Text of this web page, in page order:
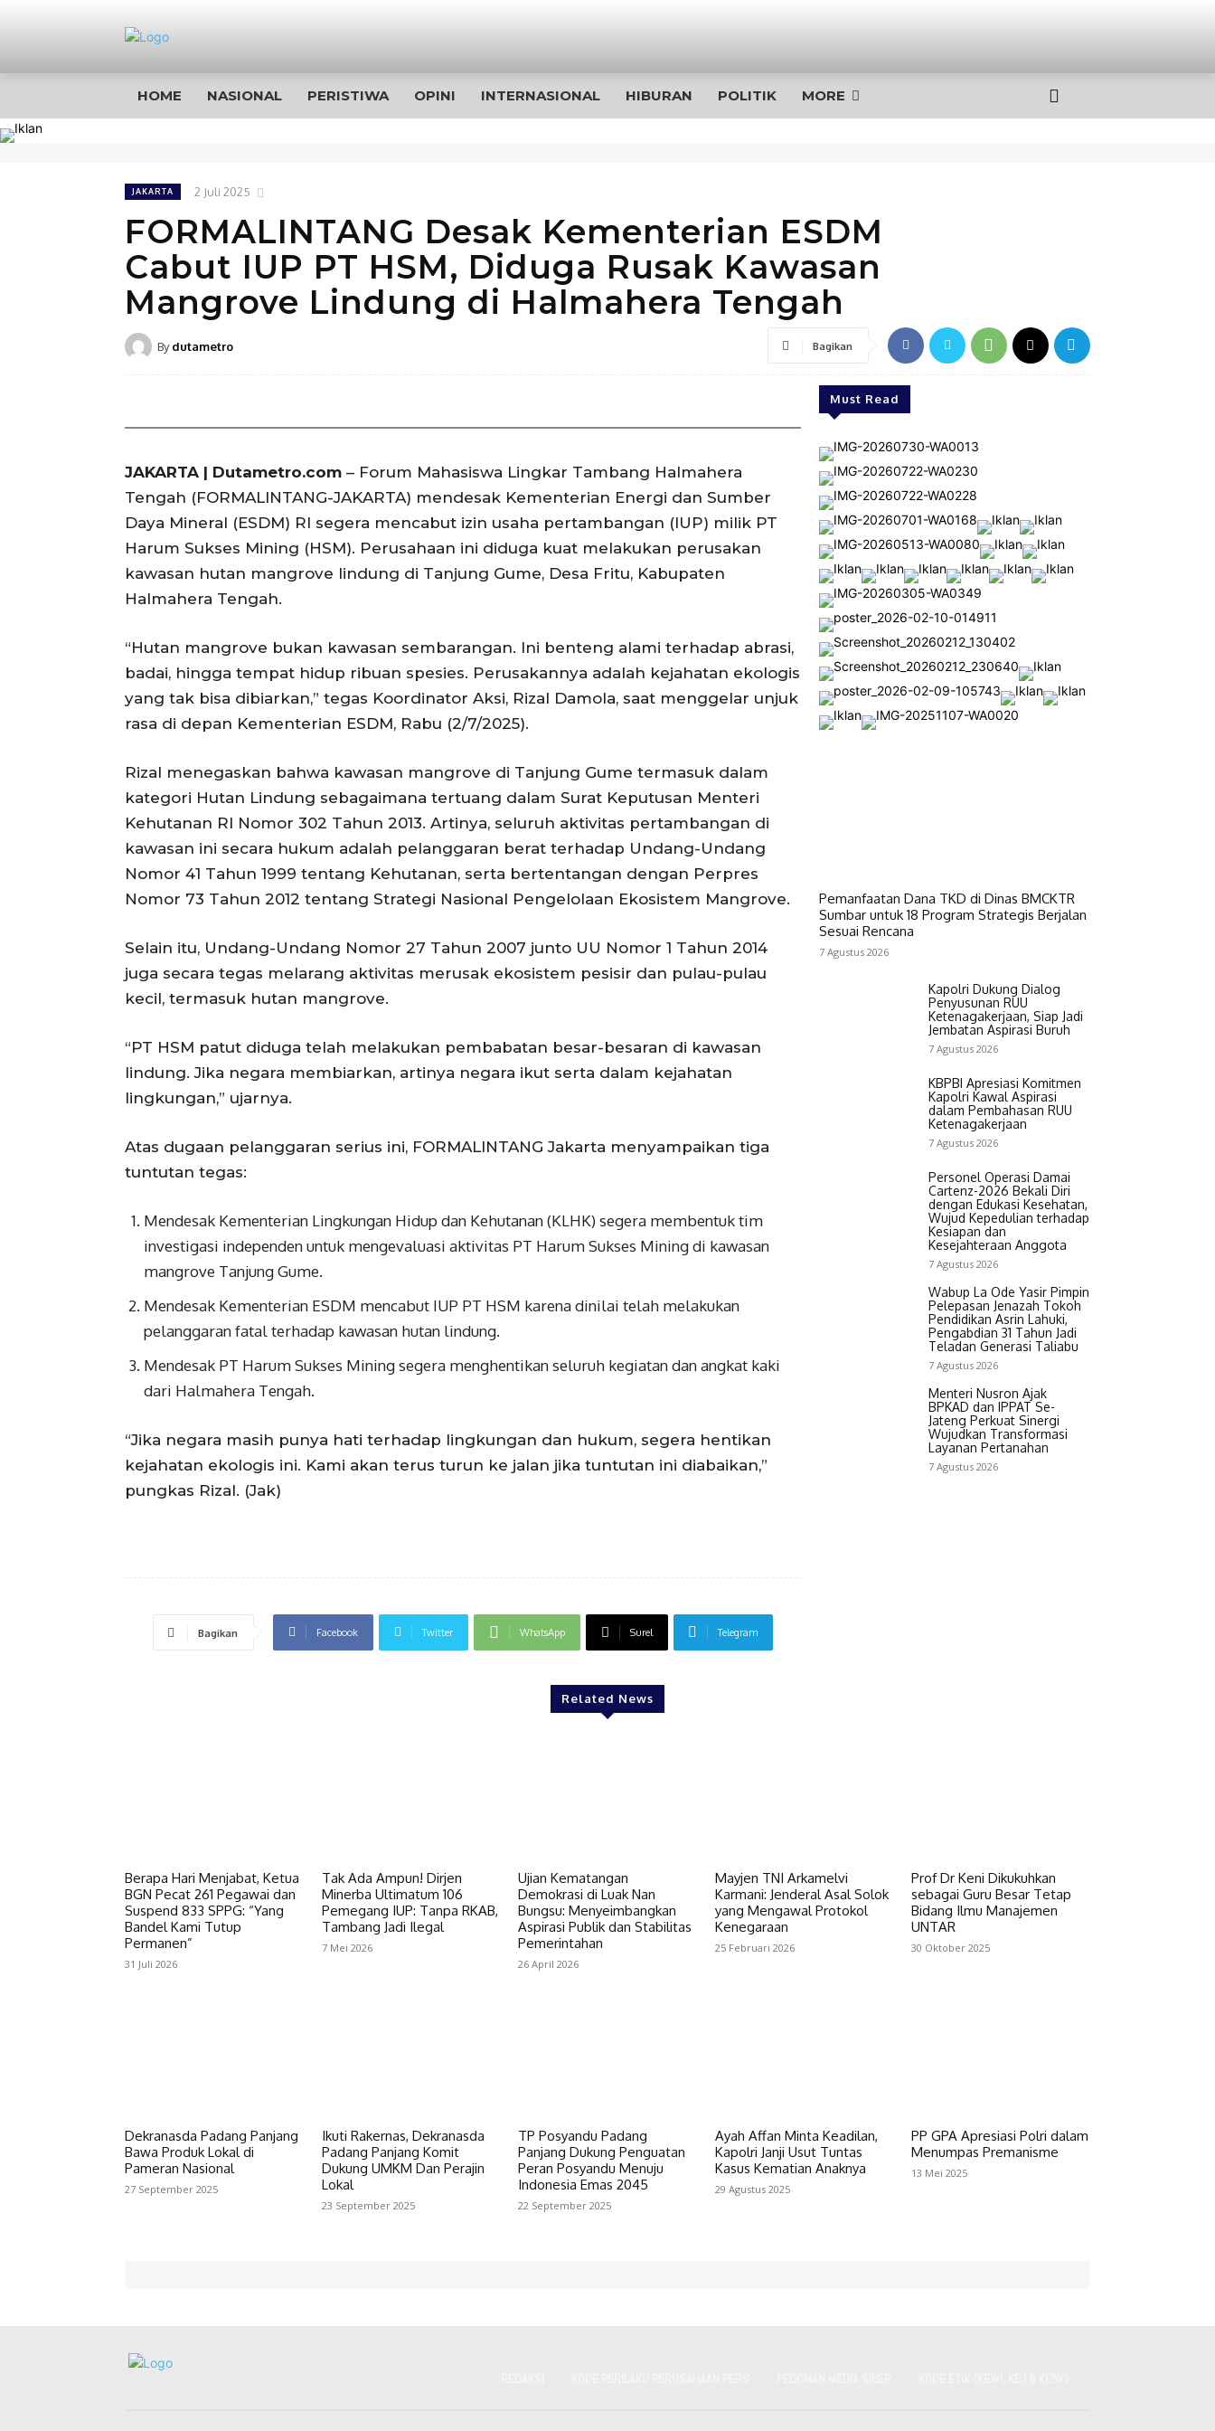
HOME NASIONAL PERISTIWA OPINI INTERNASIONAL HIBURAN POLITIK MORE
JAKARTA 2 Juli 2025
FORMALINTANG Desak Kementerian ESDM
Cabut IUP PT HSM, Diduga Rusak Kawasan
Mangrove Lindung di Halmahera Tengah
By dutametro Bagikan
JAKARTA | Dutametro.com – Forum Mahasiswa Lingkar Tambang Halmahera
Tengah (FORMALINTANG-JAKARTA) mendesak Kementerian Energi dan Sumber
Daya Mineral (ESDM) RI segera mencabut izin usaha pertambangan (IUP) milik PT
Harum Sukses Mining (HSM). Perusahaan ini diduga kuat melakukan perusakan
kawasan hutan mangrove lindung di Tanjung Gume, Desa Fritu, Kabupaten
Halmahera Tengah.
“Hutan mangrove bukan kawasan sembarangan. Ini benteng alami terhadap abrasi,
badai, hingga tempat hidup ribuan spesies. Perusakannya adalah kejahatan ekologis
yang tak bisa dibiarkan,” tegas Koordinator Aksi, Rizal Damola, saat menggelar unjuk
rasa di depan Kementerian ESDM, Rabu (2/7/2025).
Rizal menegaskan bahwa kawasan mangrove di Tanjung Gume termasuk dalam
kategori Hutan Lindung sebagaimana tertuang dalam Surat Keputusan Menteri
Kehutanan RI Nomor 302 Tahun 2013. Artinya, seluruh aktivitas pertambangan di
kawasan ini secara hukum adalah pelanggaran berat terhadap Undang-Undang
Nomor 41 Tahun 1999 tentang Kehutanan, serta bertentangan dengan Perpres
Nomor 73 Tahun 2012 tentang Strategi Nasional Pengelolaan Ekosistem Mangrove.
Selain itu, Undang-Undang Nomor 27 Tahun 2007 junto UU Nomor 1 Tahun 2014
juga secara tegas melarang aktivitas merusak ekosistem pesisir dan pulau-pulau
kecil, termasuk hutan mangrove.
“PT HSM patut diduga telah melakukan pembabatan besar-besaran di kawasan
lindung. Jika negara membiarkan, artinya negara ikut serta dalam kejahatan
lingkungan,” ujarnya.
Atas dugaan pelanggaran serius ini, FORMALINTANG Jakarta menyampaikan tiga
tuntutan tegas:
Mendesak Kementerian Lingkungan Hidup dan Kehutanan (KLHK) segera membentuk tim
investigasi independen untuk mengevaluasi aktivitas PT Harum Sukses Mining di kawasan
mangrove Tanjung Gume.
Mendesak Kementerian ESDM mencabut IUP PT HSM karena dinilai telah melakukan
pelanggaran fatal terhadap kawasan hutan lindung.
Mendesak PT Harum Sukses Mining segera menghentikan seluruh kegiatan dan angkat kaki
dari Halmahera Tengah.
“Jika negara masih punya hati terhadap lingkungan dan hukum, segera hentikan
kejahatan ekologis ini. Kami akan terus turun ke jalan jika tuntutan ini diabaikan,”
pungkas Rizal. (Jak)
Bagikan Facebook Twitter WhatsApp Surel Telegram
Must Read
Pemanfaatan Dana TKD di Dinas BMCKTR
Sumbar untuk 18 Program Strategis Berjalan
Sesuai Rencana
7 Agustus 2026
Kapolri Dukung Dialog
Penyusunan RUU
Ketenagakerjaan, Siap Jadi
Jembatan Aspirasi Buruh
7 Agustus 2026
KBPBI Apresiasi Komitmen
Kapolri Kawal Aspirasi
dalam Pembahasan RUU
Ketenagakerjaan
7 Agustus 2026
Personel Operasi Damai
Cartenz-2026 Bekali Diri
dengan Edukasi Kesehatan,
Wujud Kepedulian terhadap
Kesiapan dan
Kesejahteraan Anggota
7 Agustus 2026
Wabup La Ode Yasir Pimpin
Pelepasan Jenazah Tokoh
Pendidikan Asrin Lahuki,
Pengabdian 31 Tahun Jadi
Teladan Generasi Taliabu
7 Agustus 2026
Menteri Nusron Ajak
BPKAD dan IPPAT Se-
Jateng Perkuat Sinergi
Wujudkan Transformasi
Layanan Pertanahan
7 Agustus 2026
Related News
Berapa Hari Menjabat, Ketua
BGN Pecat 261 Pegawai dan
Suspend 833 SPPG: “Yang
Bandel Kami Tutup
Permanen”
31 Juli 2026
Tak Ada Ampun! Dirjen
Minerba Ultimatum 106
Pemegang IUP: Tanpa RKAB,
Tambang Jadi Ilegal
7 Mei 2026
Ujian Kematangan
Demokrasi di Luak Nan
Bungsu: Menyeimbangkan
Aspirasi Publik dan Stabilitas
Pemerintahan
26 April 2026
Mayjen TNI Arkamelvi
Karmani: Jenderal Asal Solok
yang Mengawal Protokol
Kenegaraan
25 Februari 2026
Prof Dr Keni Dikukuhkan
sebagai Guru Besar Tetap
Bidang Ilmu Manajemen
UNTAR
30 Oktober 2025
Dekranasda Padang Panjang
Bawa Produk Lokal di
Pameran Nasional
27 September 2025
Ikuti Rakernas, Dekranasda
Padang Panjang Komit
Dukung UMKM Dan Perajin
Lokal
23 September 2025
TP Posyandu Padang
Panjang Dukung Penguatan
Peran Posyandu Menuju
Indonesia Emas 2045
22 September 2025
Ayah Affan Minta Keadilan,
Kapolri Janji Usut Tuntas
Kasus Kematian Anaknya
29 Agustus 2025
PP GPA Apresiasi Polri dalam
Menumpas Premanisme
13 Mei 2025